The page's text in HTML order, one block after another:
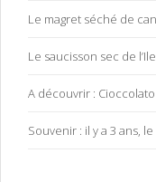
Le magret séché de
Le saucisson sec de
A découvrir :
Souvenir : il y a 3 ans,